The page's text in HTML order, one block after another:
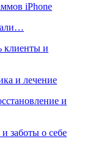
iPhone
клиенты и
и лечение
и
заботы о себе